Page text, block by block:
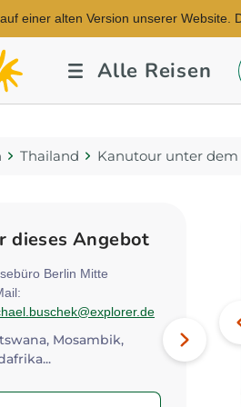
einer alten Version unserer Website.
Alle Reisen
Thailand Kanutour unter
Vorheriges
Bild
dieses Angebot
Berlin Mitte
Mosambik,
Bild